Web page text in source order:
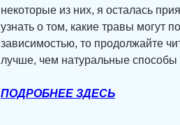
некоторые из них, я осталась
узнать о том, какие травы могут
зависимостью, то продолжайте
лучше, чем натуральные
ПОДРОБНЕЕ ЗДЕСЬ